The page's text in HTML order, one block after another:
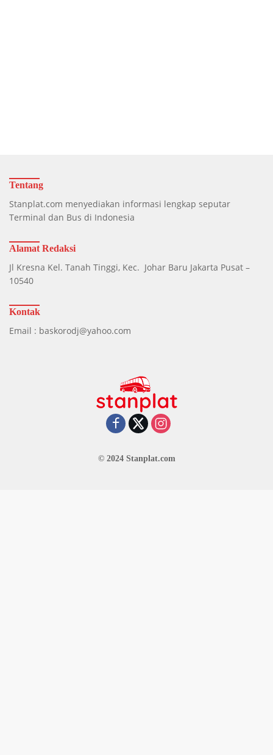
Tentang
Stanplat.com menyediakan informasi lengkap seputar
Terminal dan Bus di Indonesia
Alamat Redaksi
Jl Kresna Kel. Tanah Tinggi, Kec. Johar Baru Jakarta Pusat –
10540
Kontak
Email : baskorodj@yahoo.com
© 2024 Stanplat.com